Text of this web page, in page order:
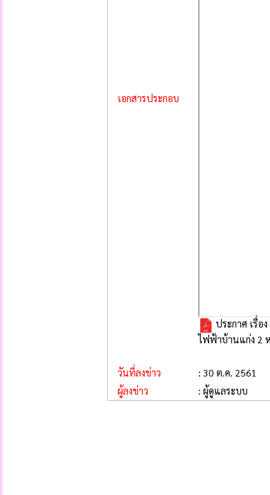
เอกสารประกอบ
ประกาศ เรื่อ
ไฟฟ้าบ้านแก่ง 2
วันที่ลงข่าว
: 30 ต.ค. 2561
ผู้ลงข่าว
: ผู้ดูแลระบบ